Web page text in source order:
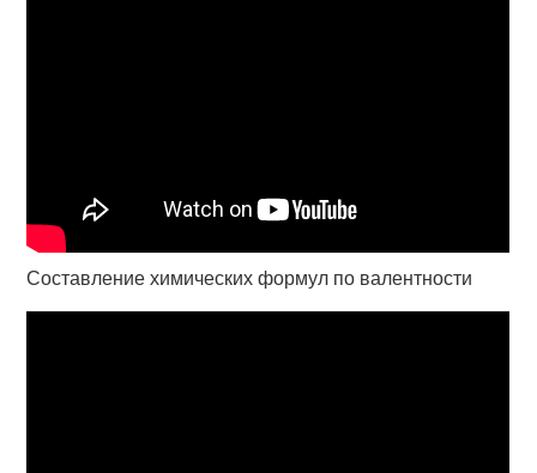
Составление химических формул по валентности